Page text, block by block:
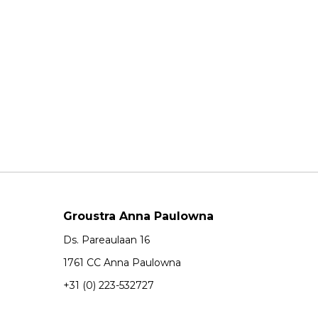
Groustra Anna Paulowna
Ds. Pareaulaan 16
1761 CC Anna Paulowna
+31 (0) 223-532727